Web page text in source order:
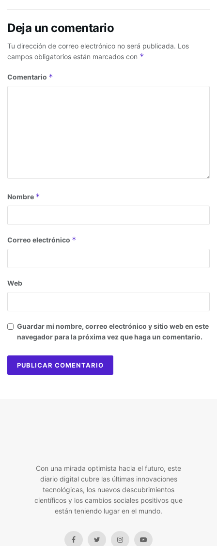
Deja un comentario
Tu dirección de correo electrónico no será publicada. Los
campos obligatorios están marcados con *
Comentario *
Nombre *
Correo electrónico *
Web
Guardar mi nombre, correo electrónico y sitio web en este
navegador para la próxima vez que haga un comentario.
Con una mirada optimista hacia el futuro, este
diario digital cubre las últimas innovaciones
tecnológicas, los nuevos descubrimientos
científicos y los cambios sociales positivos que
están teniendo lugar en el mundo.